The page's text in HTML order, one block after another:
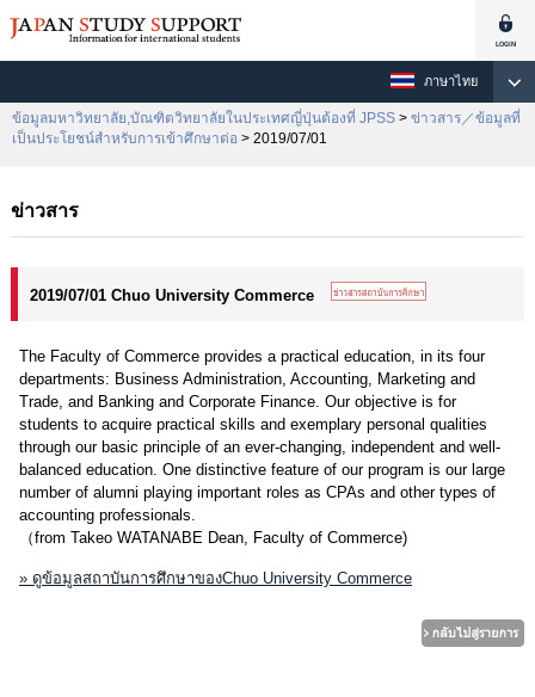
ภาษาไทย
ข้อมูลมหาวิทยาลัย,บัณฑิตวิทยาลัยในประเทศญี่ปุ่นต้องที่ JPSS > ข่าวสาร／ข้อมูลที่
เป็นประโยชน์สำหรับการเข้าศึกษาต่อ > 2019/07/01
ข่าวสาร
2019/07/01 Chuo University Commerce
The Faculty of Commerce provides a practical education, in its four
departments: Business Administration, Accounting, Marketing and
Trade, and Banking and Corporate Finance. Our objective is for
students to acquire practical skills and exemplary personal qualities
through our basic principle of an ever-changing, independent and well-
balanced education. One distinctive feature of our program is our large
number of alumni playing important roles as CPAs and other types of
accounting professionals.
（from Takeo WATANABE Dean, Faculty of Commerce)
» ดูข้อมูลสถาบันการศึกษาของChuo University Commerce